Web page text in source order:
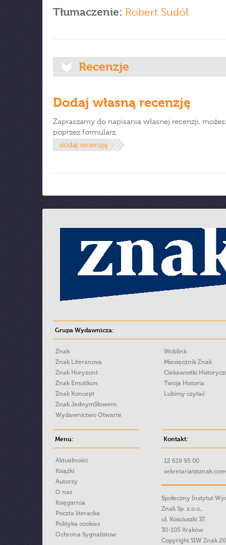
Tłumaczenie: Robert Sudół
Recenzje
Dodaj własną recenzję
Zapraszamy do napisania własnej recenzji,
poprzez formularz.
Grupa Wydawnicza:
Znak
Znak Literanova
Znak Horyzont
Znak Emotikon
Znak Koncept
Znak JednymSłowem
Wydawnictwo Otwarte
Woblink
Miesięcznik Znak
Ciekawostki
Twoja Historia
Lubimy czytać
Menu:
Aktualności
Książki
Autorzy
O nas
Księgarnia
Poczta literacka
Polityka cookies
Ochrona Sygnalistow
Kontakt:
12 619 95 00
Społeczny Instytut
Znak Sp. z o.o.,
ul. Kościuszki 37,
30-105 Kraków
Copyright SIW Znak